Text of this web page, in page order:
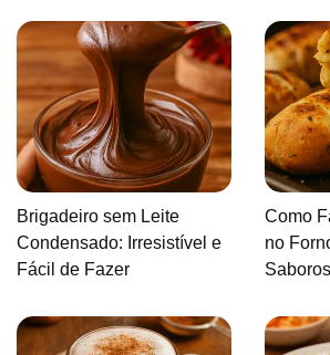
Brigadeiro sem Leite
Condensado: Irresistível e
Fácil de Fazer
Como
no